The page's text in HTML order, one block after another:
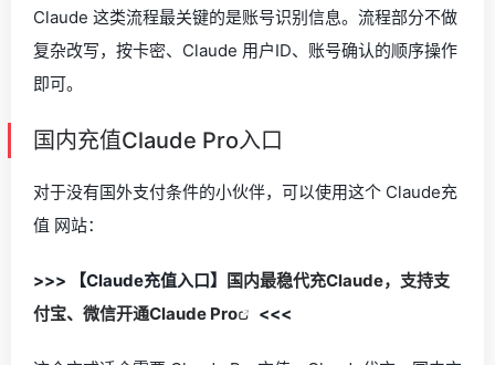
Claude 这类流程最关键的是账号识别信息。流程部分不做
复杂改写，按卡密、Claude 用户ID、账号确认的顺序操作
即可。
国内充值Claude Pro入口
对于没有国外支付条件的小伙伴，可以使用这个 Claude充
值 网站：
>>> 【Claude充值入口】 国内最稳代充Claude，支持支
付宝、微信开通Claude Pro
<<<